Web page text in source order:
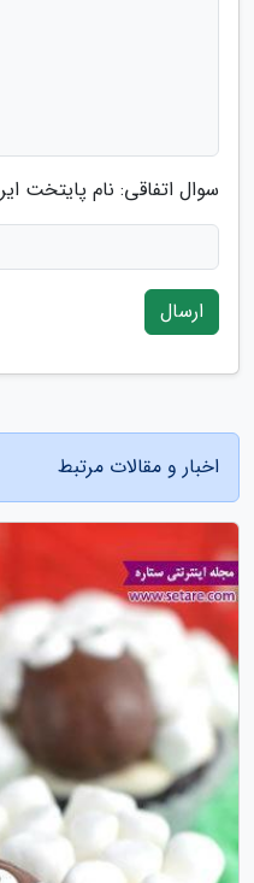
سوال اتفاقی: نام پایتخت
ارسال
اخبار و مقالات مرتبط